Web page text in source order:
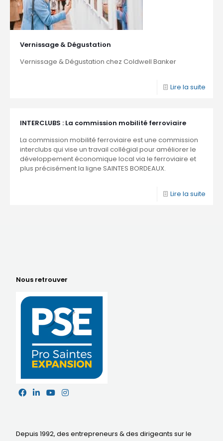
Vernissage & Dégustation
Vernissage & Dégustation chez Coldwell Banker
Lire la suite
INTERCLUBS : La commission mobilité ferroviaire
La commission mobilité ferroviaire est une commission
interclubs qui vise un travail collégial pour améliorer le
développement économique local via le ferroviaire et
plus précisément la ligne SAINTES BORDEAUX.
Lire la suite
Nous retrouver
Depuis 1992, des entrepreneurs & des dirigeants sur le